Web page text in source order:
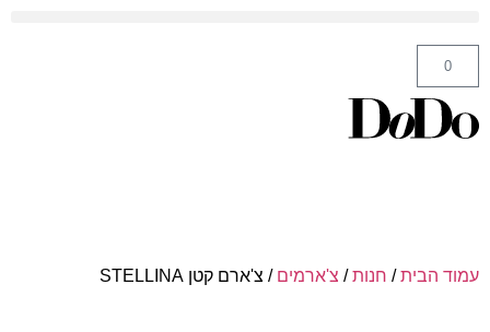
0
עמוד הבית/ חנות/ צ'ארמים / צ'ארם קטן STELLINA